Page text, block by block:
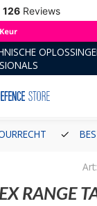
126 Reviews
RANGE